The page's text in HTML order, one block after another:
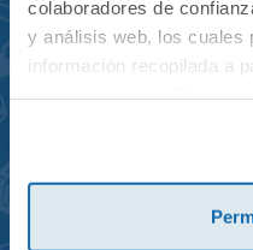
colaboradores de
y análisis web, los cuales
información recopilada a